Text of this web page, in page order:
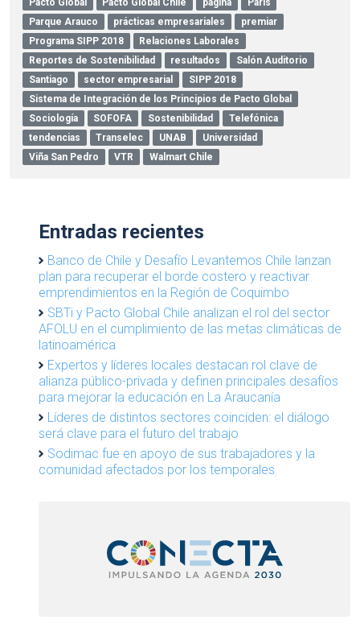
Pacto Global
Pacto Global Chile página
Paris
Parque Arauco
prácticas empresariales
premiar
Programa SIPP 2018
Relaciones Laborales
Reportes de Sostenibilidad
resultados
Salón Auditorio
Santiago
sector empresarial
SIPP 2018
Sistema de Integración de los Principios de Pacto Global
Sociología
SOFOFA Sostenibilidad
Telefónica
tendencias
Transelec UNAB
Universidad
Viña San Pedro
VTR Walmart Chile
Entradas recientes
Banco de Chile y Desafío Levantemos Chile lanzan
plan para recuperar el borde costero y reactivar
emprendimientos en la Región de Coquimbo
SBTi y Pacto Global Chile analizan el rol del sector
AFOLU en el cumplimiento de las metas climáticas de
latinoamérica
Expertos y líderes locales destacan rol clave de
alianza público-privada y definen principales desafíos
para mejorar la educación en La Araucanía
Líderes de distintos sectores coinciden: el diálogo
será clave para el futuro del trabajo
Sodimac fue en apoyo de sus trabajadores y la
comunidad afectados por los temporales